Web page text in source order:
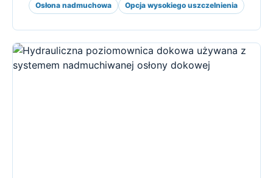
Osłona nadmuchowa Opcja wysokiego uszczelnienia